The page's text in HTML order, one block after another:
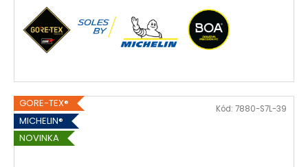
GORE-TEX®
MICHELIN®
NOVINKA
Kód: 7880-S7L-39